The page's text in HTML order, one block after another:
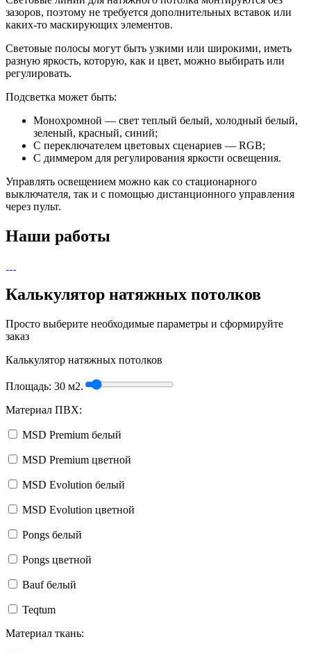
зазоров, поэтому не требуется дополнительных вставок или
каких-то маскирующих элементов.
Световые полосы могут быть узкими или широкими, иметь
разную яркость, которую, как и цвет, можно выбирать или
регулировать.
Подсветка может быть:
Монохромной — свет теплый белый, холодный белый,
зеленый, красный, синий;
С переключателем цветовых сценариев — RGB;
С диммером для регулирования яркости освещения.
Управлять освещением можно как со стационарного
выключателя, так и с помощью дистанционного управления
через пульт.
Наши работы
Калькулятор натяжных потолков
Просто выберите необходимые параметры и сформируйте
заказ
Калькулятор натяжных потолков
Площадь: 30 м2.
Материал ПВХ:
MSD Premium белый
MSD Premium цветной
MSD Evolution белый
MSD Evolution цветной
Pongs белый
Pongs цветной
Bauf белый
Teqtum
Материал ткань: